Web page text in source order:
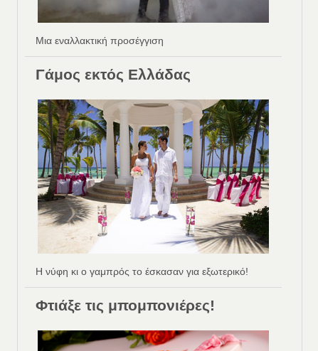
Μια εναλλακτική προσέγγιση
Γάμος εκτός Ελλάδας
Η νύφη κι ο γαμπρός το έσκασαν για εξωτερικό!
Φτιάξε τις μπομπονιέρες!